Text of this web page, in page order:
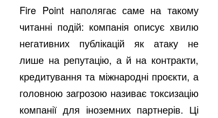
Fire Point наполягає саме на такому
читанні подій: компанія описує хвилю
негативних публікацій як атаку не
лише на репутацію, а й на контракти,
кредитування та міжнародні проєкти, а
головною загрозою називає токсизацію
компанії для іноземних партнерів. Ці